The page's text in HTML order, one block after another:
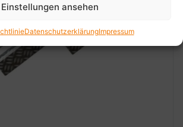
Einstellungen ansehen
DatenschutzerklärungImpressum
›